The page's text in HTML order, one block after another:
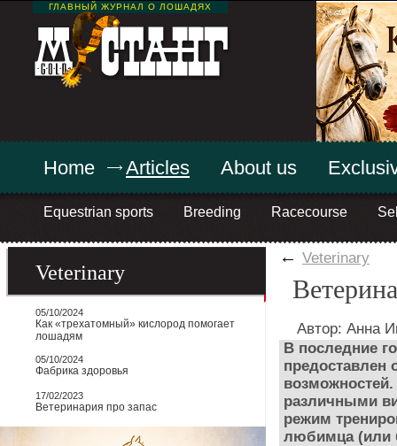
ГЛАВНЫЙ ЖУРНАЛ О ЛОШАДЯХ
Home Articles
Equestrian sports Breeding Racecourse
About us
Veterinary
05/10/2024
Как «трехатомный» кислород помогает
лошадям
05/10/2024
Фабрика здоровья
17/02/2023
Ветеринария про запас
← Veterinary
Автор: Анна
В последние
предоставлен
различными
режим
любимца (или